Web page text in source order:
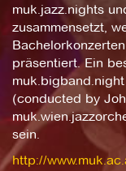
muk.jazz.nights
zusammensetzt,
präsentiert. Ein
(conducted by
sein.
http://